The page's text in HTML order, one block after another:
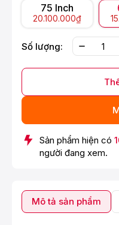
75 Inch
20.100.000₫
Số lượng:
Sản phẩm hiện có
người đang xem.
Mô tả sản phẩm